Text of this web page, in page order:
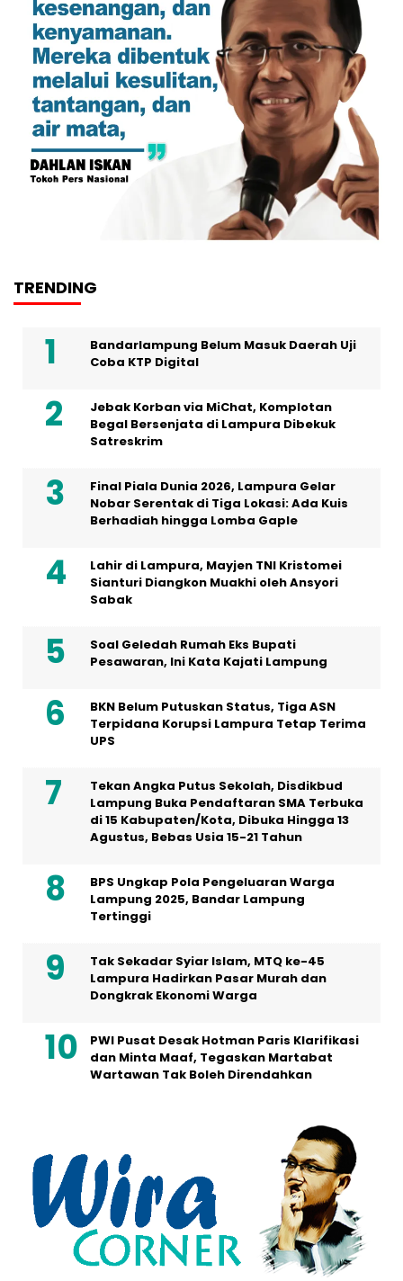
TRENDING
Bandarlampung Belum Masuk Daerah Uji
Coba KTP Digital
Jebak Korban via MiChat, Komplotan
Begal Bersenjata di Lampura Dibekuk
Satreskrim
Final Piala Dunia 2026, Lampura Gelar
Nobar Serentak di Tiga Lokasi: Ada Kuis
Berhadiah hingga Lomba Gaple
Lahir di Lampura, Mayjen TNI Kristomei
Sianturi Diangkon Muakhi oleh Ansyori
Sabak
Soal Geledah Rumah Eks Bupati
Pesawaran, Ini Kata Kajati Lampung
BKN Belum Putuskan Status, Tiga ASN
Terpidana Korupsi Lampura Tetap Terima
UPS
Tekan Angka Putus Sekolah, Disdikbud
Lampung Buka Pendaftaran SMA Terbuka
di 15 Kabupaten/Kota, Dibuka Hingga 13
Agustus, Bebas Usia 15-21 Tahun
BPS Ungkap Pola Pengeluaran Warga
Lampung 2025, Bandar Lampung
Tertinggi
Tak Sekadar Syiar Islam, MTQ ke-45
Lampura Hadirkan Pasar Murah dan
Dongkrak Ekonomi Warga
PWI Pusat Desak Hotman Paris Klarifikasi
dan Minta Maaf, Tegaskan Martabat
Wartawan Tak Boleh Direndahkan